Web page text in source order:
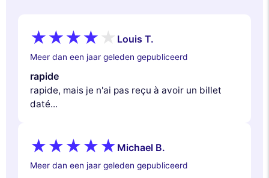
Louis T.
Meer dan een jaar geleden gepubliceerd
rapide
rapide, mais je n'ai pas reçu à avoir un billet
daté...
Michael B.
Meer dan een jaar geleden gepubliceerd